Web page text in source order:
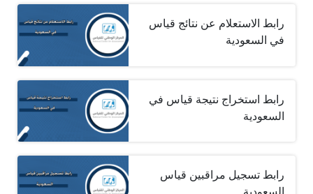
رابط الاستعلام عن نتائج قياس
في السعودية
رابط استخراج نتيجة قياس في
السعودية
رابط تسجيل مراقبين قياس
السعودية